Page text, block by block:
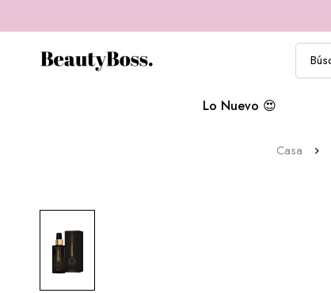
Lo Nuevo 😍
Casa